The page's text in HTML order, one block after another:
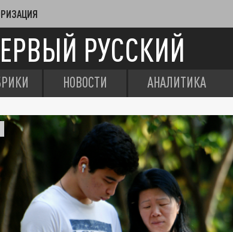
РУССКИЙ
НОВОСТИ АНАЛИТИКА